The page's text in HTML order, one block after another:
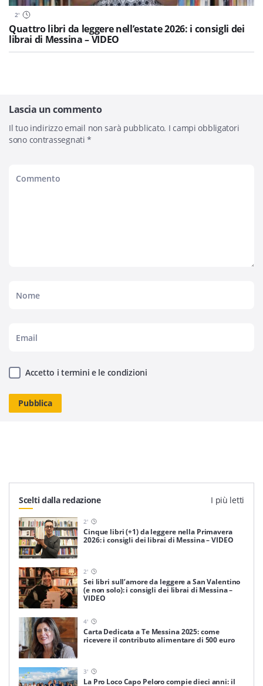
2'
Quattro libri da leggere nell’estate 2026: i consigli dei
librai di Messina – VIDEO
Lascia un commento
Il tuo indirizzo email non sarà pubblicato. I campi obbligatori
sono contrassegnati*
Accetto i termini e le condizioni
Scelti dalla redazione I più letti
2'
Cinque libri (+1) da leggere nella Primavera
2026: i consigli dei librai di Messina – VIDEO
2'
Sei libri sull’amore da leggere a San Valentino
(e non solo): i consigli dei librai di Messina –
VIDEO
4'
Carta Dedicata a Te Messina 2025: come
ricevere il contributo alimentare di 500 euro
3'
La Pro Loco Capo Peloro compie dieci anni: il